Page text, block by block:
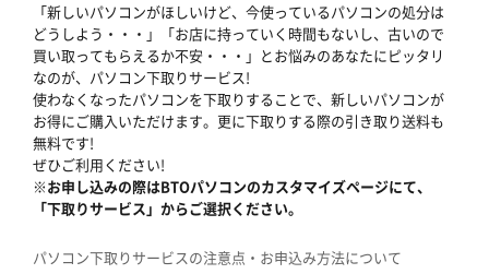
「新しいパソコンがほしいけど、今使っているパソコンの処分は
どうしよう・・・」「お店に持っていく時間もないし、古いので
買い取ってもらえるか不安・・・」とお悩みのあなたにピッタリ
なのが、パソコン下取りサービス!
使わなくなったパソコンを下取りすることで、新しいパソコンが
お得にご購入いただけます。更に下取りする際の引き取り送料も
無料です!
ぜひご利用ください!
※お申し込みの際はBTOパソコンのカスタマイズページにて、
「下取りサービス」からご選択ください。
パソコン下取りサービスの注意点・お申込み方法について